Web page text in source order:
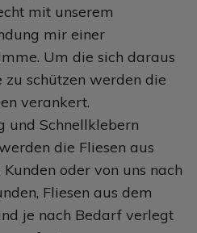
mit unserem
mir einer
Um die sich daraus
schützen werden die
verankert.
und Schnellklebern
die Fliesen aus
oder von uns nach
Fliesen aus dem
je nach Bedarf verlegt